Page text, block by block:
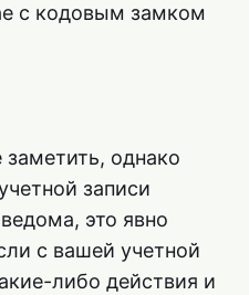
с кодовым замком
однако
записи
это явно
с вашей учетной
либо действия и